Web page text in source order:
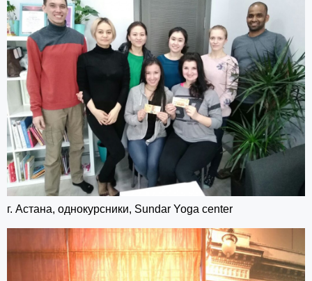
г. Астана, однокурсники, Sundar Yoga center